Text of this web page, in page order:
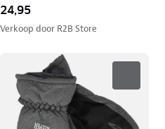
24,95
Verkoop door R2B Store